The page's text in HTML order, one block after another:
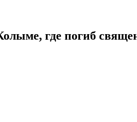
где погиб